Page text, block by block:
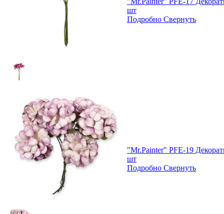
шт
Подробно Свернуть
"Mr.Painter" PFE-19
шт
Подробно Свернуть